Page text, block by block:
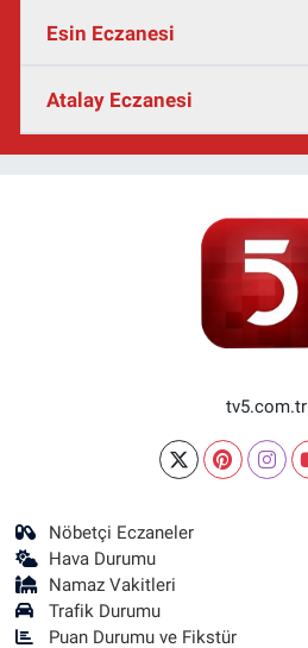
Esin Eczanesi
Atalay Eczanesi
tv5.com.tr
Nöbetçi Eczaneler
Hava Durumu
Namaz Vakitleri
Trafik Durumu
Puan Durumu ve Fikstür